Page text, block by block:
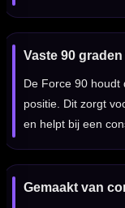
Vaste 90
De Force 90 houdt
positie. Dit zorgt
en helpt bij een
Gemaakt van